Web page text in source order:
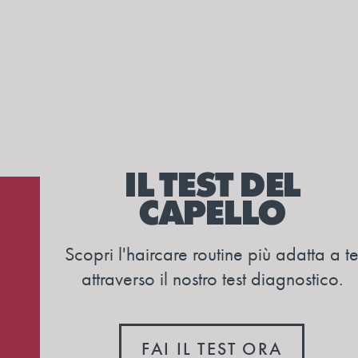
IL TEST DEL
CAPELLO
Scopri l'haircare routine più adatta a te
attraverso il nostro test diagnostico.
FAI IL TEST ORA